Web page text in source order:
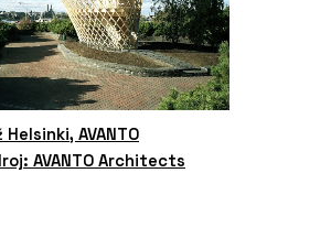
AVANTO
AVANTO Architects